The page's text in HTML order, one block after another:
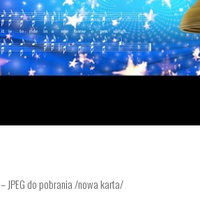
– JPEG do pobrania /nowa karta/